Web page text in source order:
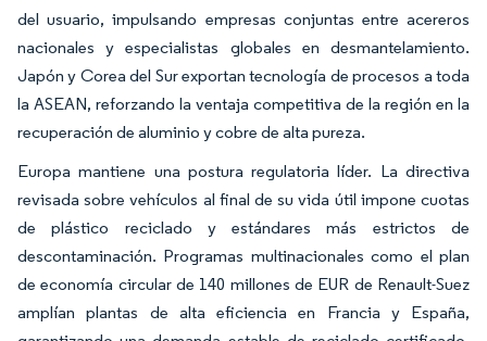
del usuario, impulsando empresas conjuntas entre acereros
nacionales y especialistas globales en desmantelamiento.
Japón y Corea del Sur exportan tecnología de procesos a toda
la ASEAN, reforzando la ventaja competitiva de la región en la
recuperación de aluminio y cobre de alta pureza.
Europa mantiene una postura regulatoria líder. La directiva
revisada sobre vehículos al final de su vida útil impone cuotas
de plástico reciclado y estándares más estrictos de
descontaminación. Programas multinacionales como el plan
de economía circular de 140 millones de EUR de Renault-Suez
amplían plantas de alta eficiencia en Francia y España,